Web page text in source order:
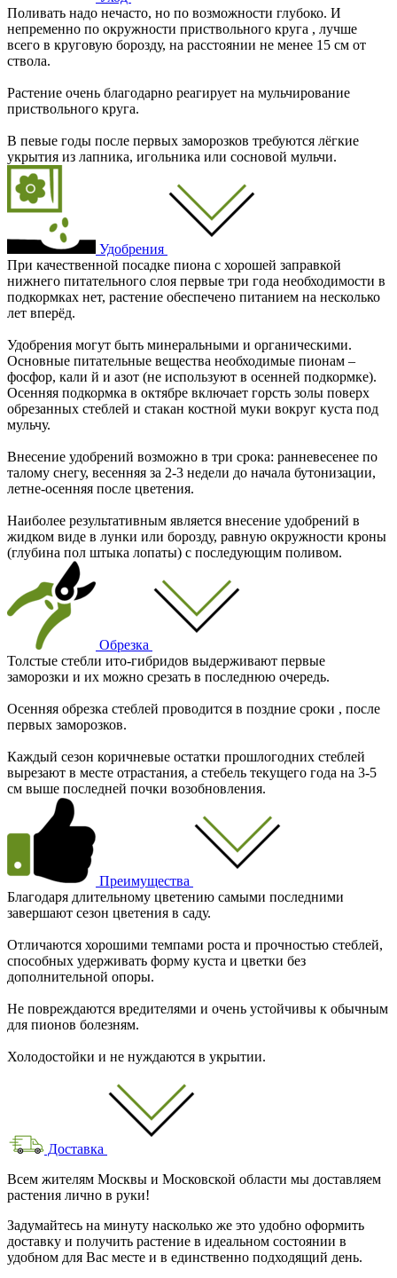
Поливать надо нечасто, но по возможности глубоко. И
непременно по окружности приствольного круга , лучше
всего в круговую борозду, на расстоянии не менее 15 см от
ствола.
Растение очень благодарно реагирует на мульчирование
приствольного круга.
В певые годы после первых заморозков требуются лёгкие
укрытия из лапника, игольника или сосновой мульчи.
Удобрения
При качественной посадке пиона с хорошей заправкой
нижнего питательного слоя первые три года необходимости в
подкормках нет, растение обеспечено питанием на несколько
лет вперёд.
Удобрения могут быть минеральными и органическими.
Основные питательные вещества необходимые пионам –
фосфор, кали й и азот (не используют в осенней подкормке).
Осенняя подкормка в октябре включает горсть золы поверх
обрезанных стеблей и стакан костной муки вокруг куста под
мульчу.
Внесение удобрений возможно в три срока: ранневесенее по
талому снегу, весенняя за 2-3 недели до начала бутонизации,
летне-осенняя после цветения.
Наиболее результативным является внесение удобрений в
жидком виде в лунки или борозду, равную окружности кроны
(глубина пол штыка лопаты) с последующим поливом.
Обрезка
Толстые стебли ито-гибридов выдерживают первые
заморозки и их можно срезать в последнюю очередь.
Осенняя обрезка стеблей проводится в поздние сроки , после
первых заморозков.
Каждый сезон коричневые остатки прошлогодних стеблей
вырезают в месте отрастания, а стебель текущего года на 3-5
см выше последней почки возобновления.
Преимущества
Благодаря длительному цветению самыми последними
завершают сезон цветения в саду.
Отличаются хорошими темпами роста и прочностью стеблей,
способных удерживать форму куста и цветки без
дополнительной опоры.
Не повреждаются вредителями и очень устойчивы к обычным
для пионов болезням.
Холодостойки и не нуждаются в укрытии.
Доставка
Всем жителям Москвы и Московской области мы доставляем
растения лично в руки!
Задумайтесь на минуту насколько же это удобно оформить
доставку и получить растение в идеальном состоянии в
удобном для Вас месте и в единственно подходящий день.